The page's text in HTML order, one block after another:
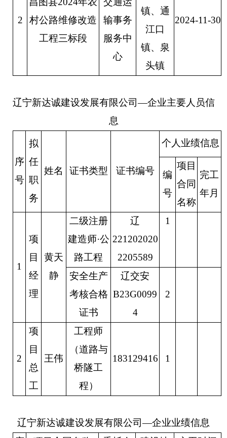
2
村公路维修改造
工程三标段
输事务
服务中
心
镇、通
江口
镇、泉
头镇
2024-11-30
辽宁新达诚建设发展有限公司—企业主要人员信
息
序
号
拟
任
职
务
姓名 证书类型 证书编号
个人业绩信息
编
号
项目
合同
名称
完工
年月
1
项
目
经
理
黄天
静
二级注册
建造师·公
路工程
辽
221202020
2205589
1
安全生产
考核合格
证书
辽交安
B23G0099
4
2
2
项
目
总
工
王伟
工程师
（道路与
桥隧工
程）
183129416 1
辽宁新达诚建设发展有限公司—企业业绩信息